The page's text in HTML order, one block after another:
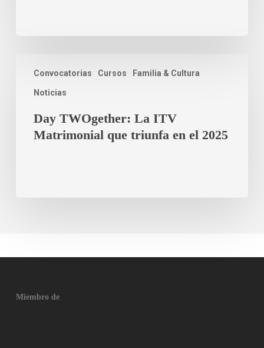
Convocatorias Cursos Familia & Cultura
Noticias
Day TWOgether: La ITV
Matrimonial que triunfa en el 2025
Miembro de